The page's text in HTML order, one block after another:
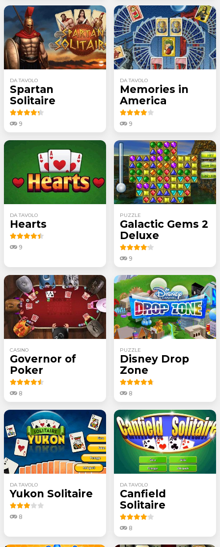
DA TAVOLO
Spartan
Solitaire
9
DA TAVOLO
Memories in
America
9
DA TAVOLO
Hearts
9
PUZZLE
Galactic Gems 2
Deluxe
9
CASINO
Governor of
Poker
8
PUZZLE
Disney Drop
Zone
8
DA TAVOLO
Yukon Solitaire
8
DA TAVOLO
Canfield
Solitaire
8